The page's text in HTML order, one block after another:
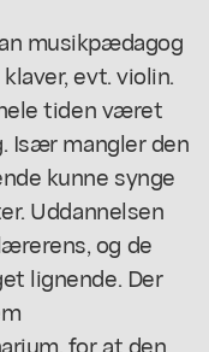
musikpædagog
evt. violin.
tiden været
Især mangler den
kunne synge
Uddannelsen
og de
lignende. Der
for at den